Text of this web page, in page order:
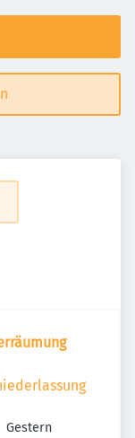
Veröffentlicht
Gestern